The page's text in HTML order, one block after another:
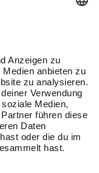
Auf einer
in der Regel
Boden zu
und schnell.